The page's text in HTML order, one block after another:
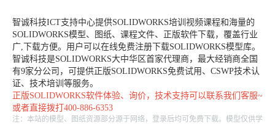
智诚科技ICT支持中心提供SOLIDWORKS培训视频课程和海量的
SOLIDWORKS模型、图纸、课程文件、正版软件下载，覆盖行业
广,下载方便。用户可以在线免费注册下载SOLIDWORKS模型库。
智诚科技是SOLIDWORKS大中华区首家代理商，最大经销商全国
有9家分公司，可提供正版SOLIDWORKS免费试用、CSWP技术认
证、技术培训等服务。
正版SOLIDWORKS软件体验、询价，技术支持可以联系我们客服~
或者直接拨打400-886-6353
注：本站的模型、图纸资源部分源于网络，登录后均可免费下载。模型仅供学